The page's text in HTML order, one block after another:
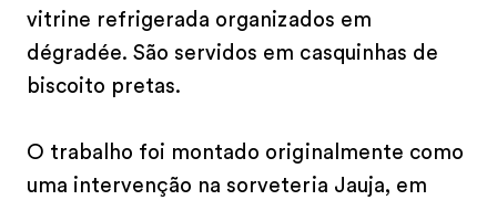
vitrine refrigerada organizados em
dégradée. São servidos em casquinhas de
biscoito pretas.
O trabalho foi montado originalmente como
uma intervenção na sorveteria Jauja, em